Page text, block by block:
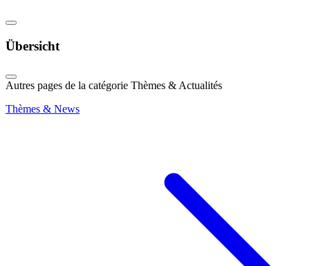
Übersicht
Autres pages de la catégorie Thèmes & Actualités
Thèmes & News